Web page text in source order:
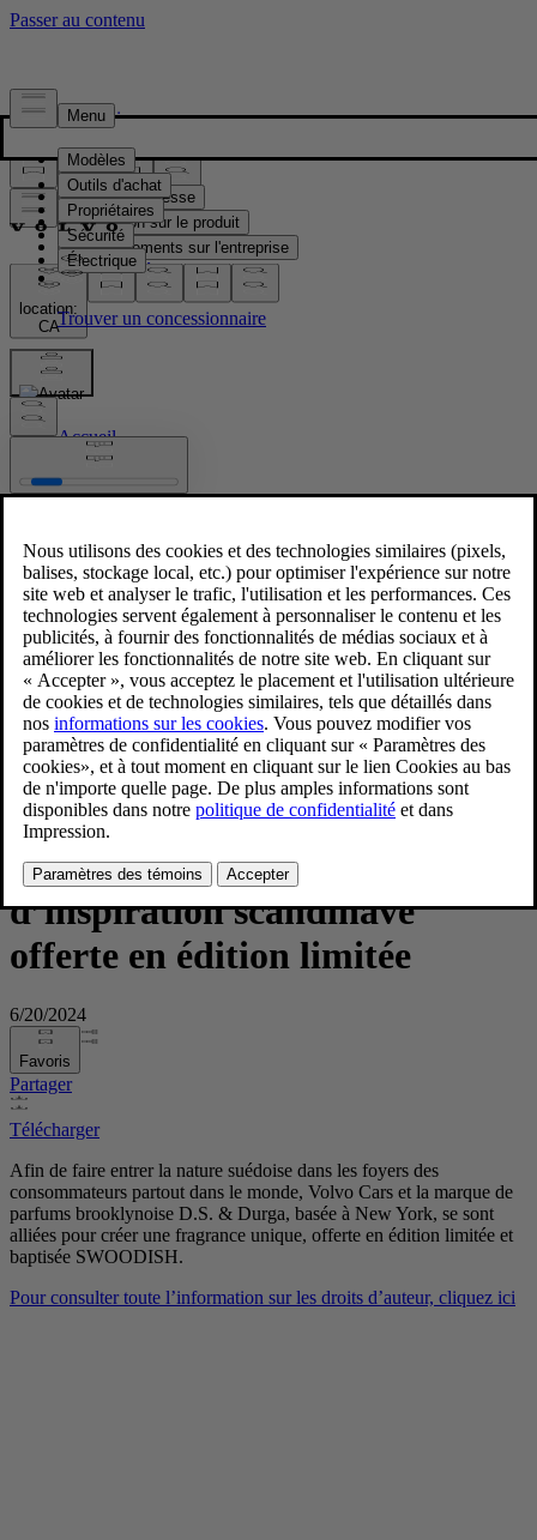
Presse & Médias
Matériel de presse
Information sur le produit
Renseignements sur l'entreprise
Contacts médias
location:
CA
Images
Accueil
/
Volvo Cars collabore avec D.S. & Durga pour lancer
SWOODISH, une fragrance d’inspiration scandinave offerte
en édition limitée
Volvo Cars collabore avec D.S.
& Durga pour lancer
SWOODISH, une fragrance
d’inspiration scandinave
offerte en édition limitée
6/20/2024
Favoris
Partager
Télécharger
Afin de faire entrer la nature suédoise dans les foyers des
consommateurs partout dans le monde, Volvo Cars et la marque de
parfums brooklynoise D.S. & Durga, basée à New York, se sont
alliées pour créer une fragrance unique, offerte en édition limitée et
baptisée SWOODISH.
Pour consulter toute l’information sur les droits d’auteur, cliquez ici